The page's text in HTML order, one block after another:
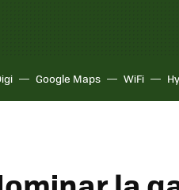
Google Maps WiFi